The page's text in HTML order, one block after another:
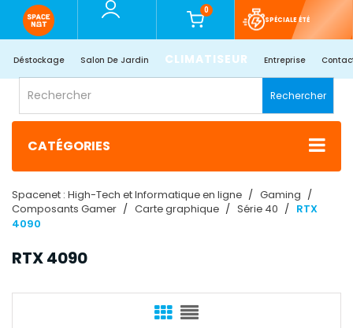
0
SPÉCIALE ÉTÉ
Déstockage Salon De Jardin CLIMATISEUR Entreprise
Rechercher
CATÉGORIES
Spacenet : High-Tech et Informatique en ligne
Gaming
Composants Gamer
Carte graphique Série 40
RTX
4090
RTX 4090